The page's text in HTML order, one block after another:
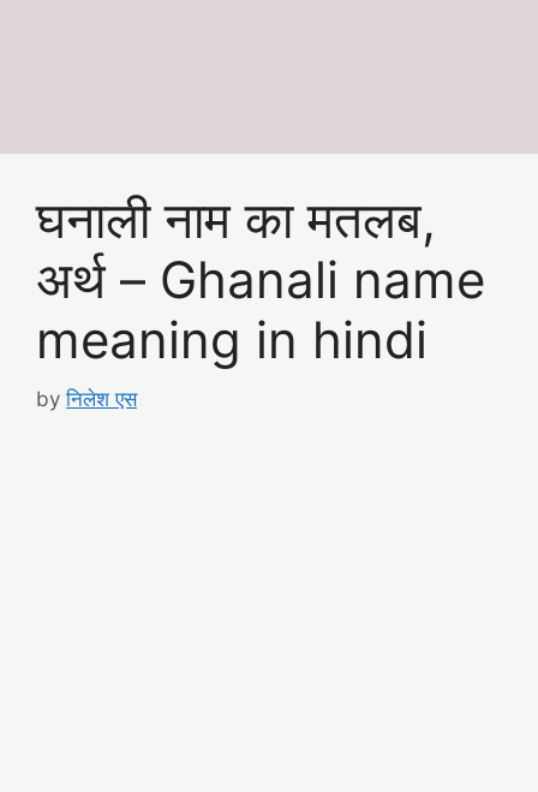
घनाली नाम का मतलब,
अर्थ – Ghanali name
meaning in hindi
byनिलेश एस